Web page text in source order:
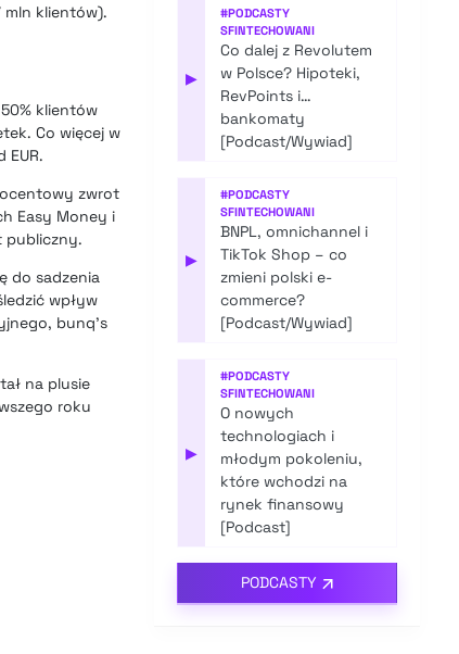
mln klientów).
klientów
Co więcej w
zwrot
Easy Money i
publiczny.
do sadzenia
wpływ
bunq’s
na plusie
roku
▶
#PODCASTY
SFINTECHOWANI
Co dalej z Revolutem
w Polsce? Hipoteki,
RevPoints i…
bankomaty
[Podcast/Wywiad]
▶
#PODCASTY
SFINTECHOWANI
BNPL, omnichannel i
TikTok Shop – co
zmieni polski e-
commerce?
[Podcast/Wywiad]
▶
#PODCASTY
SFINTECHOWANI
O nowych
technologiach i
młodym pokoleniu,
które wchodzi na
rynek finansowy
[Podcast]
PODCASTY